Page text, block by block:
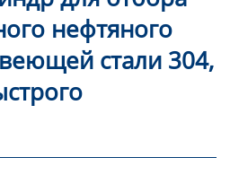
нефтяного
стали 304,